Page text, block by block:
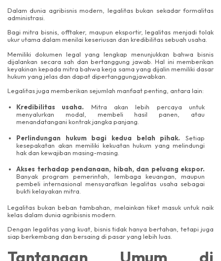
Dalam dunia agribisnis modern, legalitas bukan sekadar formalitas
administrasi.
Bagi mitra bisnis, offtaker, maupun eksportir, legalitas menjadi tolak
ukur utama dalam menilai keseriusan dan kredibilitas sebuah usaha.
Memiliki dokumen legal yang lengkap menunjukkan bahwa bisnis
dijalankan secara sah dan bertanggung jawab. Hal ini memberikan
keyakinan kepada mitra bahwa kerja sama yang dijalin memiliki dasar
hukum yang jelas dan dapat dipertanggungjawabkan.
Legalitas juga memberikan sejumlah manfaat penting, antara lain:
Kredibilitas usaha. Mitra akan lebih percaya untuk
menyalurkan modal, membeli hasil panen, atau
menandatangani kontrak jangka panjang.
Perlindungan hukum bagi kedua belah pihak. Setiap
kesepakatan akan memiliki kekuatan hukum yang melindungi
hak dan kewajiban masing-masing.
Akses terhadap pendanaan, hibah, dan peluang ekspor.
Banyak program pemerintah, lembaga keuangan, maupun
pembeli internasional mensyaratkan legalitas usaha sebagai
bukti kelayakan mitra.
Legalitas bukan beban tambahan, melainkan tiket masuk untuk naik
kelas dalam dunia agribisnis modern.
Dengan legalitas yang kuat, bisnis tidak hanya bertahan, tetapi juga
siap berkembang dan bersaing di pasar yang lebih luas.
Tantangan Umum di